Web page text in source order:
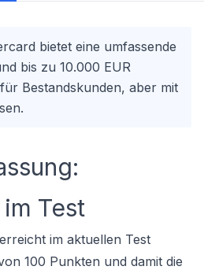
bietet eine umfassende
bis zu 10.000 EUR
Bestandskunden, aber mit
Test
im aktuellen Test
100 Punkten und damit die